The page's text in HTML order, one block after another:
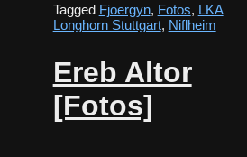
Tagged Fjoergyn, Fotos, LKA
Longhorn Stuttgart, Niflheim
Ereb Altor
[Fotos]